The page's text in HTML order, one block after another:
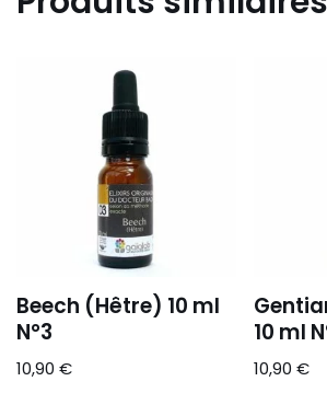
Beech (Hêtre) 10 ml
N°3
10,90 €
10 ml
10,90€